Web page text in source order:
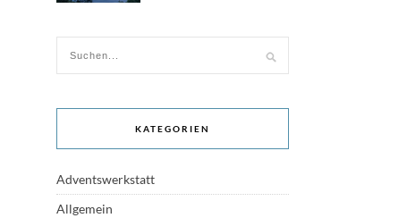
KATEGORIEN
Adventswerkstatt
Allgemein